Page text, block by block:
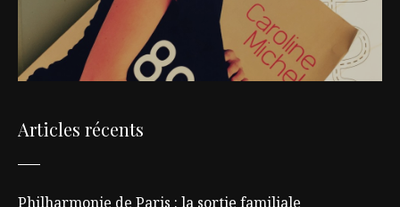
Articles récents
Philharmonie de Paris : la sortie familiale